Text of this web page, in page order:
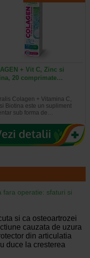
+ Vit C, Zinc si
20 comprimate…
Colagen + Vitamina C,
Biotina este un supliment
sub forma de…
fara operatie: sfaturi si
si ca osteoartrozei
cauzata de uzura
din articulatia
duce la cresterea